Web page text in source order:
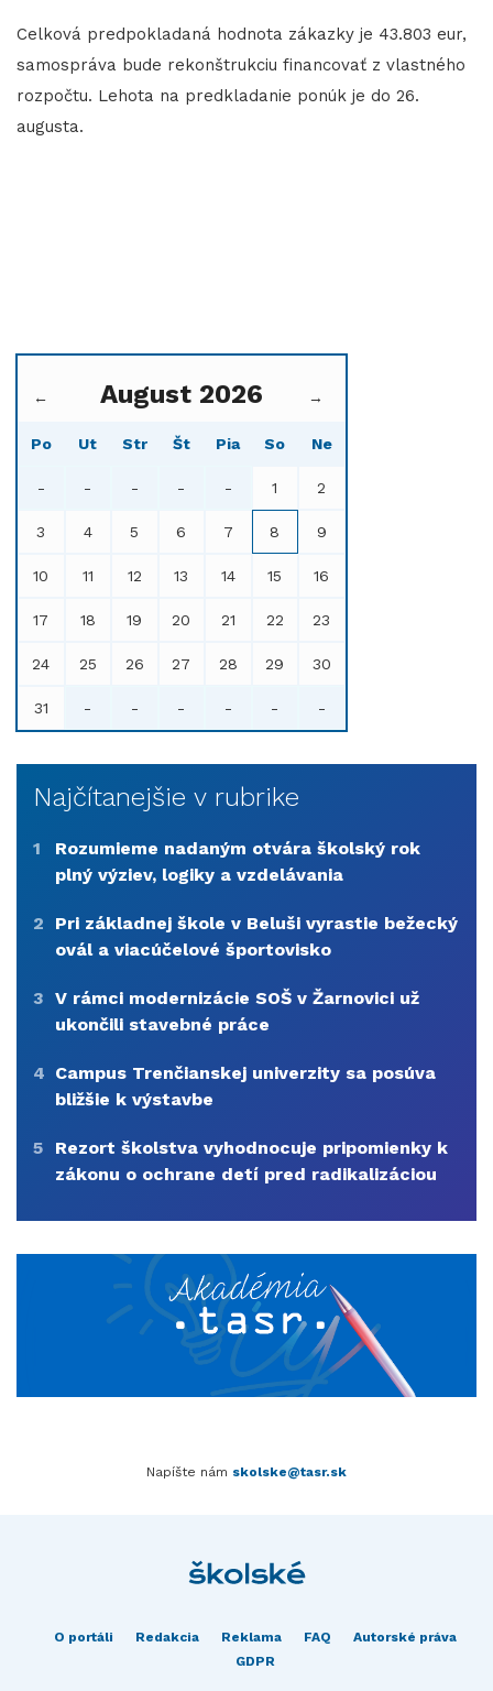
​​​​​​​Celková predpokladaná hodnota zákazky je 43.803 eur,
samospráva bude rekonštrukciu financovať z vlastného
rozpočtu. Lehota na predkladanie ponúk je do 26.
augusta.
← August 2026 →
Po Ut Str Št Pia So Ne
- - - - - 1 2
3 4 5 6 7 8 9
10 11 12 13 14 15 16
17 18 19 20 21 22 23
24 25 26 27 28 29 30
31 - - - - - -
Najčítanejšie v rubrike
1
Rozumieme nadaným otvára školský rok
plný výziev, logiky a vzdelávania
2
Pri základnej škole v Beluši vyrastie bežecký
ovál a viacúčelové športovisko
3 V rámci modernizácie SOŠ v Žarnovici už
ukončili stavebné práce
4 Campus Trenčianskej univerzity sa posúva
bližšie k výstavbe
5
Rezort školstva vyhodnocuje pripomienky k
zákonu o ochrane detí pred radikalizáciou
Napíšte nám skolske@tasr.sk
O portáli Redakcia Reklama FAQ
Autorské práva
GDPR